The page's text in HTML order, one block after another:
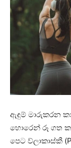
ඇඳුම් මාරුකරන
හොරෙන් රූ ගත
පෙට ව්ලාකාස්කී